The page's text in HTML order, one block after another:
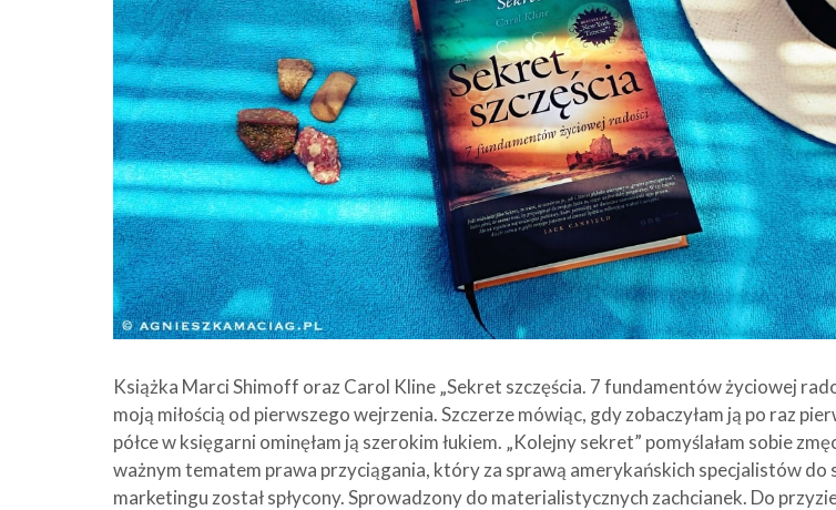
Książka Marci Shimoff oraz Carol Kline „Sekret szczęścia. 7 fundamentów życiowej
moją miłością od pierwszego wejrzenia. Szczerze mówiąc, gdy zobaczyłam ją po raz
półce w księgarni ominęłam ją szerokim łukiem. „Kolejny sekret” pomyślałam sobie
ważnym tematem prawa przyciągania, który za sprawą amerykańskich specjalistów do
marketingu został spłycony. Sprowadzony do materialistycznych zachcianek. Do